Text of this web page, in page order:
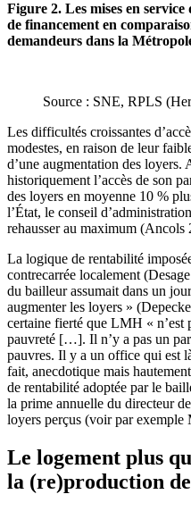
Figure 2. Les mises en service
de financement en
demandeurs dans la
Source : SNE, RPLS
Les difficultés croissantes
modestes, en raison de leur
d’une augmentation des
historiquement l’accès de son
des loyers en moyenne 10 %
l’État, le conseil
rehausser au maximum (Ancols
La logique de rentabilité
contrecarrée localement
du bailleur assumait dans un
augmenter les loyers »
certaine fierté que LMH « n’est
pauvreté […]. Il n’y a pas un
pauvres. Il y a un office qui est
fait, anecdotique mais
de rentabilité adoptée par le
la prime annuelle du directeur
loyers perçus (voir par exemple
Le logement plus
la (re)production